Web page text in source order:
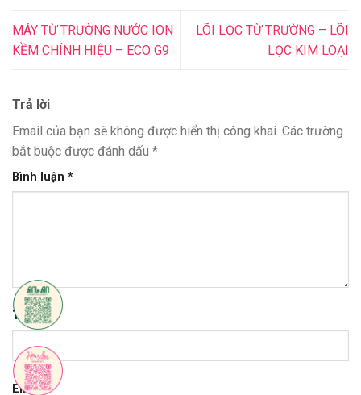
MÁY TỪ TRƯỜNG NƯỚC ION
KỀM CHÍNH HIỆU – ECO G9
LÕI LỌC TỪ TRƯỜNG – LÕI
LỌC KIM LOẠI
Trả lời
Email của bạn sẽ không được hiển thị công khai. Các trường
bắt buộc được đánh dấu *
Bình luận *
Tên*
Email*